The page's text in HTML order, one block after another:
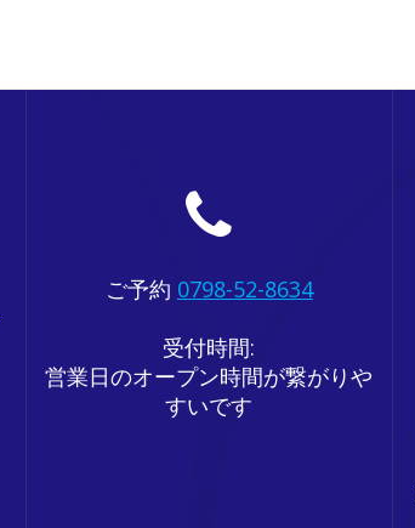
ご予約 0798-52-8634
受付時間:
営業日のオープン時間が繋がりや
すいです